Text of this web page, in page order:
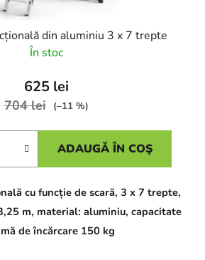
din aluminiu 3 x 7 trepte
În stoc
625 lei
704 lei (–11 %)
ADAUGĂ ÎN COŞ
cu funcție de scară, 3 x 7 trepte,
m, material: aluminiu, capacitate
de încărcare 150 kg